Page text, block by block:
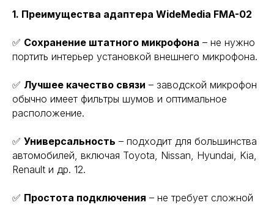
1. Преимущества адаптера WideMedia FMA-02
✅ Сохранение штатного микрофона – не нужно
портить интерьер установкой внешнего микрофона.
✅ Лучшее качество связи – заводской микрофон
обычно имеет фильтры шумов и оптимальное
расположение.
✅ Универсальность – подходит для большинства
автомобилей, включая Toyota, Nissan, Hyundai, Kia,
Renault и др. 12.
✅ Простота подключения – не требует сложной